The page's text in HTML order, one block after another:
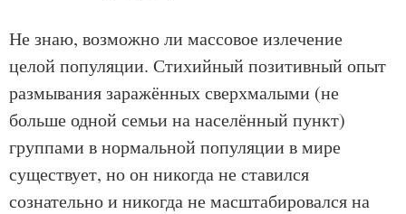
Не знаю, возможно ли массовое излечение
целой популяции. Стихийный позитивный опыт
размывания заражённых сверхмалыми (не
больше одной семьи на населённый пункт)
группами в нормальной популяции в мире
существует, но он никогда не ставился
сознательно и никогда не масштабировался на